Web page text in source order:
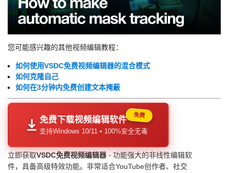
您可能感兴趣的其他视频编辑教程：
如何使用VSDC免费视频编辑器的混合模式
如何克隆自己
如何在3分钟内免费创建文本掩蔽
免费下载视频编辑软件
支持Windows 10/11 • 100%安全无毒
免费
立即获取VSDC免费视频编辑器- 功能强大的非线性编辑软
件，具备高级特效功能。非常适合YouTube创作者、社交